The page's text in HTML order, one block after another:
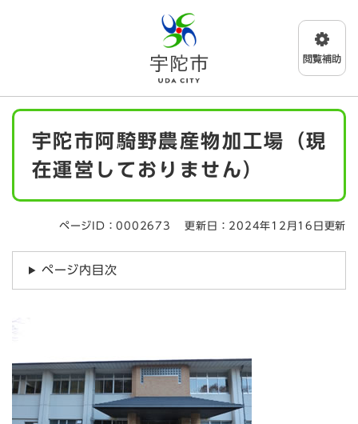
メニューを飛ばして本文へ
本
宇陀市阿騎野農産物加工場（現
在運営しておりません）
ページID：0002673 更新日：2024年12月16日更新
ページ内目次